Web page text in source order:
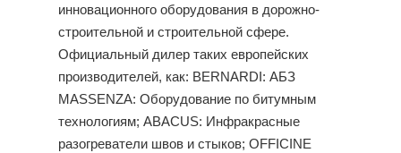
инновационного оборудования в дорожно-
строительной и строительной сфере.
Официальный дилер таких европейских
производителей, как: BERNARDI: АБЗ
MASSENZA: Оборудование по битумным
технологиям; ABACUS: Инфракрасные
разогреватели швов и стыков; OFFICINE